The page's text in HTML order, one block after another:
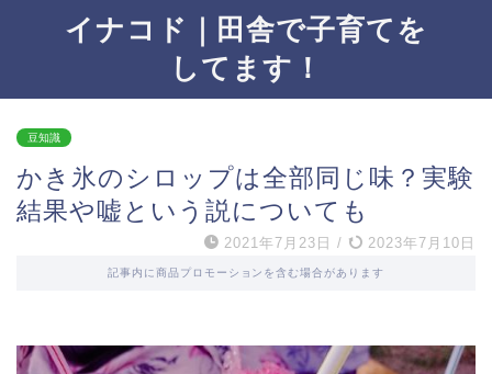
イナコド｜田舎で子育てを
してます！
豆知識
かき氷のシロップは全部同じ味？実験
結果や嘘という説についても
2021年7月23日 / 2023年7月10日
記事内に商品プロモーションを含む場合があります